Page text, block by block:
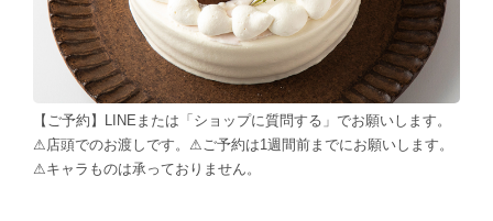
【ご予約】LINEまたは「ショップに質問する」でお願いします。
⚠︎店頭でのお渡しです。⚠︎ご予約は1週間前までにお願いします。
⚠︎キャラものは承っておりません。